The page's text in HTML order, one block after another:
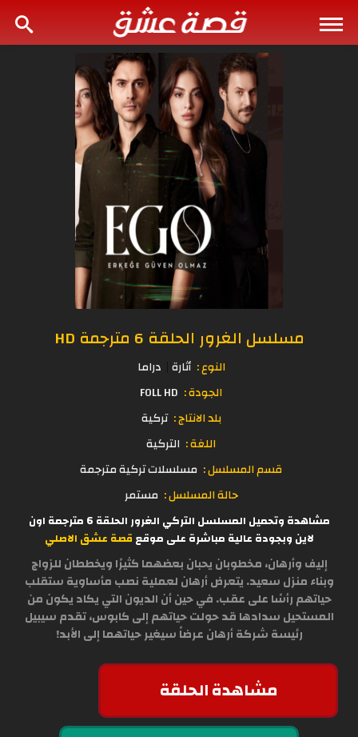
مسلسل الغرور الحلقة 6 مترجمة HD
النوع : أثارة دراما
الجودة : FOLL HD
بلد الانتاج : تركية
اللغة : التركية
قسم المسلسل : مسلسلات تركية مترجمة
حالة المسلسل : مستمر
مشاهدة وتحميل المسلسل التركي الغرور الحلقة 6 مترجمة اون
لاين وبجودة عالية مباشرة على موقع قصة عشق الاصلي
إليف وأرهان، مخطوبان يحبان بعضهما كثيرًا ويخططان للزواج
وبناء منزل سعيد. يتعرض أرهان لعملية نصب مأساوية ستقلب
حياتهم رأسًا على عقب. في حين أن الديون التي يكاد يكون من
المستحيل سدادها قد حولت حياتهم إلى كابوس، تقدم سيبيل
رئيسة شركة أرهان عرضاً سيغير حياتهما إلى الأبد!
مشاهدة الحلقة